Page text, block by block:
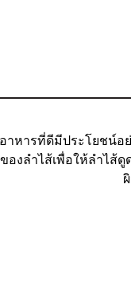
หารที่ดีมีประโยชน์อ
งลำไส้เพื่อให้ลำไส้